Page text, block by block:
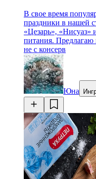
В свое время
праздники в нашей
«Цезарь», «Нисуаз»
питания. Предлагаю
не с консерв
Юна